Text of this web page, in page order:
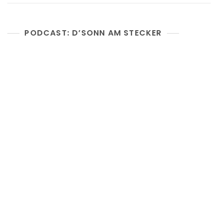
PODCAST: D’SONN AM STECKER